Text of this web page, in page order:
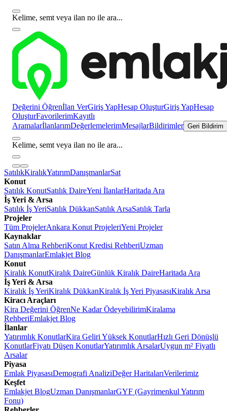
Kelime, semt veya ilan no ile ara...
Değerini Öğrenİlan VerGiriş YapHesap OluşturGiriş YapHesap
OluşturFavorilerimKayıtlı
AramalarİlanlarımDeğerlemelerimMesajlarBildirimler Geri Bildirim
Kelime, semt veya ilan no ile ara...
SatılıkKiralıkYatırımDanışmanlarSat
Konut
Satılık KonutSatılık DaireYeni İlanlarHaritada Ara
İş Yeri & Arsa
Satılık İş YeriSatılık DükkanSatılık ArsaSatılık Tarla
Projeler
Tüm ProjelerAnkara Konut ProjeleriYeni Projeler
Kaynaklar
Satın Alma RehberiKonut Kredisi RehberiUzman
DanışmanlarEmlakjet Blog
Konut
Kiralık KonutKiralık DaireGünlük Kiralık DaireHaritada Ara
İş Yeri & Arsa
Kiralık İş YeriKiralık DükkanKiralık İş Yeri PiyasasıKiralık Arsa
Kiracı Araçları
Kira Değerini ÖğrenNe Kadar ÖdeyebilirimKiralama
RehberiEmlakjet Blog
İlanlar
Yatırımlık KonutlarKira Geliri Yüksek KonutlarHızlı Geri Dönüşlü
KonutlarFiyatı Düşen KonutlarYatırımlık ArsalarUygun m² Fiyatlı
Arsalar
Piyasa
Emlak PiyasasıDemografi AnaliziDeğer HaritalarıVerilerimiz
Keşfet
Emlakjet BlogUzman DanışmanlarGYF (Gayrimenkul Yatırım
Fonu)